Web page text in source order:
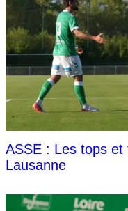
ASSE : Les tops
Lausanne